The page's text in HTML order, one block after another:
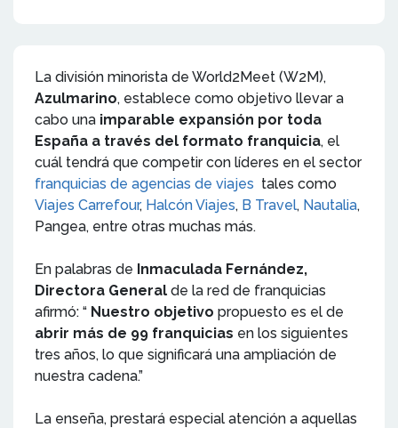
La división minorista de World2Meet (W2M),
Azulmarino, establece como objetivo llevar a
cabo una imparable expansión por toda
España a través del formato franquicia, el
cuál tendrá que competir con líderes en el sector
franquicias de agencias de viajes tales como
Viajes Carrefour, Halcón Viajes, B Travel, Nautalia,
Pangea, entre otras muchas más.
En palabras de Inmaculada Fernández,
Directora General de la red de franquicias
afirmó: “ Nuestro objetivo propuesto es el de
abrir más de 99 franquicias en los siguientes
tres años, lo que significará una ampliación de
nuestra cadena.”
La enseña, prestará especial atención a aquellas